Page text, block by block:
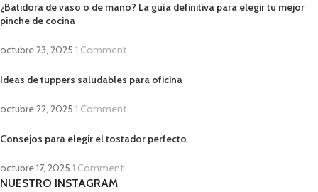
¿Batidora de vaso o de mano? La guía definitiva para elegir tu mejor
pinche de cocina
octubre 23, 2025 1 Comment
Ideas de tuppers saludables para oficina
octubre 22, 2025 1 Comment
Consejos para elegir el tostador perfecto
octubre 17, 2025 1 Comment
NUESTRO INSTAGRAM